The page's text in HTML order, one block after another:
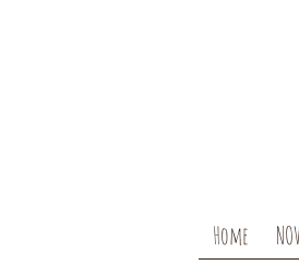
Home